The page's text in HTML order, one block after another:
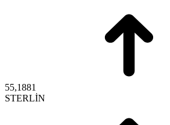
55,1881
STERLİN